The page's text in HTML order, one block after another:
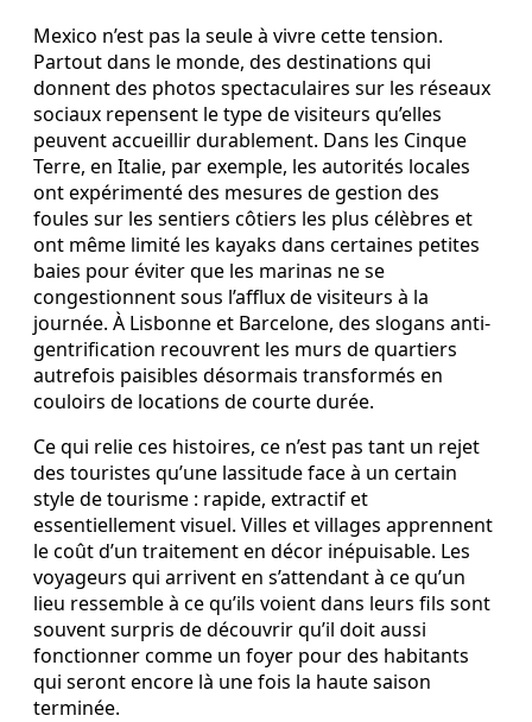
Mexico n’est pas la seule à vivre cette tension.
Partout dans le monde, des destinations qui
donnent des photos spectaculaires sur les réseaux
sociaux repensent le type de visiteurs qu’elles
peuvent accueillir durablement. Dans les Cinque
Terre, en Italie, par exemple, les autorités locales
ont expérimenté des mesures de gestion des
foules sur les sentiers côtiers les plus célèbres et
ont même limité les kayaks dans certaines petites
baies pour éviter que les marinas ne se
congestionnent sous l’afflux de visiteurs à la
journée. À Lisbonne et Barcelone, des slogans anti-
gentrification recouvrent les murs de quartiers
autrefois paisibles désormais transformés en
couloirs de locations de courte durée.
Ce qui relie ces histoires, ce n’est pas tant un rejet
des touristes qu’une lassitude face à un certain
style de tourisme : rapide, extractif et
essentiellement visuel. Villes et villages apprennent
le coût d’un traitement en décor inépuisable. Les
voyageurs qui arrivent en s’attendant à ce qu’un
lieu ressemble à ce qu’ils voient dans leurs fils sont
souvent surpris de découvrir qu’il doit aussi
fonctionner comme un foyer pour des habitants
qui seront encore là une fois la haute saison
terminée.